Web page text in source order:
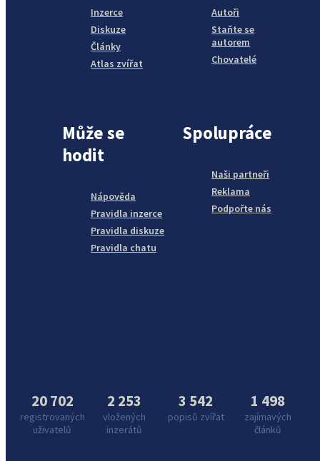
Inzerce
Diskuze
Články
Atlas zvířat
Autoři
Staňte se
autorem
Chovatelé
Může se
hodit
Nápověda
Pravidla inzerce
Pravidla diskuze
Pravidla chatu
Spolupráce
Naši partneři
Reklama
Podpořte nás
20 702
registrovaných
uživatelů
2 253
vložených
inzerátů
3 542
popisů zvířat
1 498
zajímavých
článků